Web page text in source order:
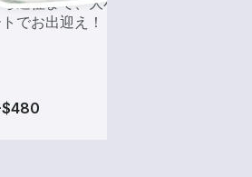
でお出迎え！